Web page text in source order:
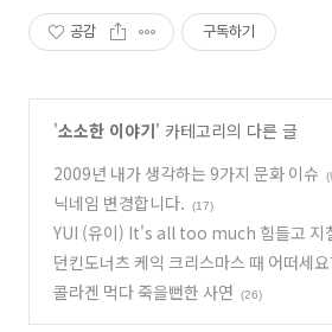
공감 구독하기
'소소한 이야기' 카테고리의 다른 글
2009년 내가 생각하는 9가지 문화 이슈
닉네임 변경합니다. (17)
YUI (유이) It's all too much 힘들고 지
을 주는
(7)
던킨도너츠 케익 크리스마스 때 어떠세
콜라겐 먹다 죽을뻔한 사연 (26)